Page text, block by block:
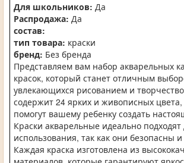
Для школьников: Да
Распродажа: Да
состав:
тип товара: краски
бренд: Без бренда
Представляем вам набор акварельных
красок, который станет отличным
увлекающихся рисованием и
содержит 24 ярких и живописных
помогут вашему ребенку создать
Краски акварельные идеально подходят
использования, так как они безопасны
Каждая краска изготовлена из